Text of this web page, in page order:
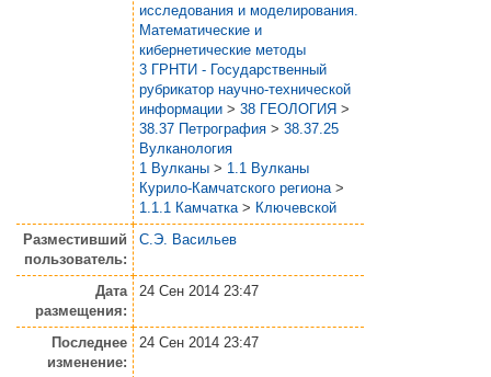
исследования и моделирования.
Математические и
кибернетические методы
3 ГРНТИ - Государственный
рубрикатор научно-технической
информации > 38 ГЕОЛОГИЯ >
38.37 Петрография > 38.37.25
Вулканология
1 Вулканы > 1.1 Вулканы
Курило-Камчатского региона >
1.1.1 Камчатка > Ключевской
Разместивший
пользователь:
С.Э. Васильев
Дата
размещения:
24 Сен 2014 23:47
Последнее
изменение:
24 Сен 2014 23:47